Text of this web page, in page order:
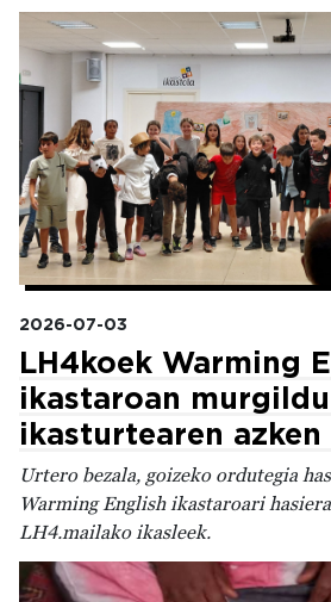
Irudia
2026-07-03
LH4koek Warming
ikastaroan
ikasturtearen azken
Urtero bezala, goizeko ordutegia
Warming English ikastaroari
LH4.mailako ikasleek.
Irudia